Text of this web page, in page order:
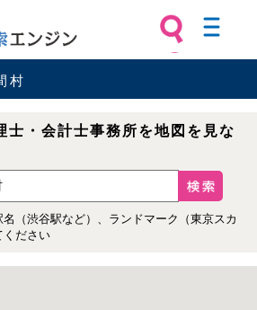
すなら 会計
村
士・会計士事務所を地図を見な
（渋谷駅など）、ランドマーク（東京スカ
ください